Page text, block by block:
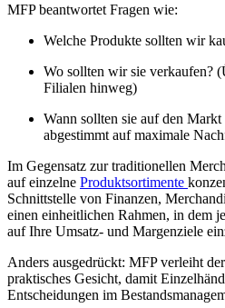
MFP beantwortet Fragen wie:
Welche Produkte sollten wir
Wo sollten wir sie verkaufen?
Filialen hinweg)
Wann sollten sie auf den
abgestimmt auf maximale
Im Gegensatz zur traditionellen
auf einzelne Produktsortimente
Schnittstelle von Finanzen,
einen einheitlichen Rahmen, in dem
auf Ihre Umsatz- und Margenziele
Anders ausgedrückt: MFP verleiht
praktisches Gesicht, damit
Entscheidungen im